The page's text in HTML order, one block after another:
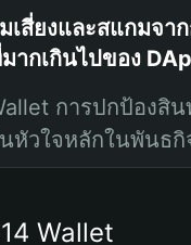
เสี่ยงและสแกมจา
ากเกินไปของ
การปกป้องสิ
หัวใจหลักในพันธกิ
Wallet